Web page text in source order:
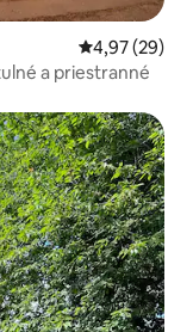
Priemerné
4,97 (29)
a priestranné